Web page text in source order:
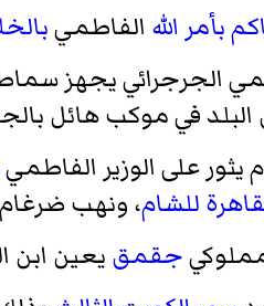
بأمر الله الفاطمي
الجرجرائي يجهز
في موكب هائل
يثور على الوزير الفاطمي
للشام، ونهب ضرغام
جقمق يعين ابن